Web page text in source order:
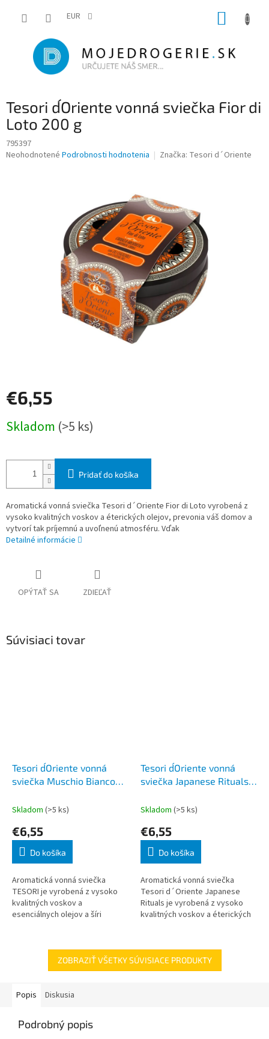
EUR
Tesori d´Oriente vonná sviečka Fior di
Loto 200 g
795397
Priemerné
Neohodnotené Podrobnosti hodnotenia Značka: Tesori d´Oriente
€6,55
cena:
Skladom (>5 ks)
Pridať do košíka
Aromatická vonná sviečka Tesori d´Oriente Fior di Loto vyrobená z
vysoko kvalitných voskov a éterických olejov, prevonia váš domov a
vytvorí tak príjemnú a uvoľnenú atmosféru. Vďak
Detailné informácie
OPÝTAŤ SA ZDIEĽAŤ
Súvisiaci tovar
Tesori d´Oriente vonná
sviečka Muschio Bianco
Skladom (>5 ks)
€6,55
Do košíka
Aromatická vonná sviečka
TESORI je vyrobená z vysoko
kvalitných voskov a
esenciálnych olejov a šíri
vonná sviečka Te
Tesori d´Oriente vonná
sviečka Japanese Rituals
Skladom (>5 ks)
€6,55
Do košíka
Aromatická vonná sviečka
Tesori d´Oriente Japanese
Rituals je vyrobená z vysoko
kvalitných voskov a éterických
atmosféru
ZOBRAZIŤ VŠETKY SÚVISIACE PRODUKTY
Popis Diskusia
Podrobný popis